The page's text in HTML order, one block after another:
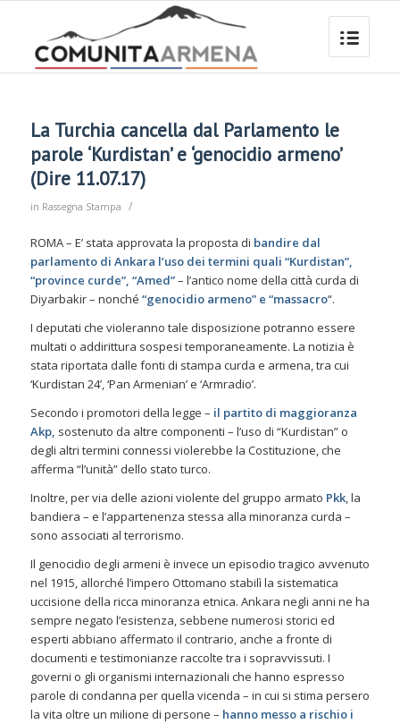
La Turchia cancella dal Parlamento le
parole ‘Kurdistan’ e ‘genocidio armeno’
(Dire 11.07.17)
in Rassegna Stampa /
ROMA – E’ stata approvata la proposta di bandire dal
parlamento di Ankara l’uso dei termini quali “Kurdistan”,
“province curde”, “Amed”– l’antico nome della città curda di
Diyarbakir – nonché “genocidio armeno” e “massacro“.
I deputati che violeranno tale disposizione potranno essere
multati o addirittura sospesi temporaneamente. La notizia è
stata riportata dalle fonti di stampa curda e armena, tra cui
‘Kurdistan 24’, ‘Pan Armenian’ e ‘Armradio’.
Secondo i promotori della legge – il partito di maggioranza
Akp, sostenuto da altre componenti – l’uso di “Kurdistan” o
degli altri termini connessi violerebbe la Costituzione, che
afferma “l’unità” dello stato turco.
Inoltre, per via delle azioni violente del gruppo armato Pkk, la
bandiera – e l’appartenenza stessa alla minoranza curda –
sono associati al terrorismo.
Il genocidio degli armeni è invece un episodio tragico avvenuto
nel 1915, allorché l’impero Ottomano stabilì la sistematica
uccisione della ricca minoranza etnica. Ankara negli anni ne ha
sempre negato l’esistenza, sebbene numerosi storici ed
esperti abbiano affermato il contrario, anche a fronte di
documenti e testimonianze raccolte tra i sopravvissuti. I
governi o gli organismi internazionali che hanno espresso
parole di condanna per quella vicenda – in cui si stima persero
la vita oltre un milione di persone – hanno messo a rischio i